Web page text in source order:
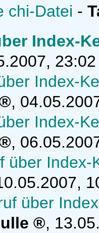
chi-Datei -
Index-
Index-
,
Index-
,
über
über
,